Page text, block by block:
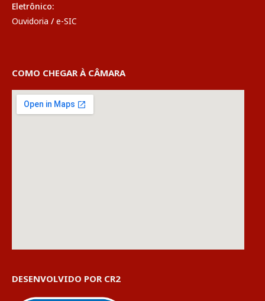
Eletrônico:
Ouvidoria / e-SIC
COMO CHEGAR À CÂMARA
DESENVOLVIDO POR CR2